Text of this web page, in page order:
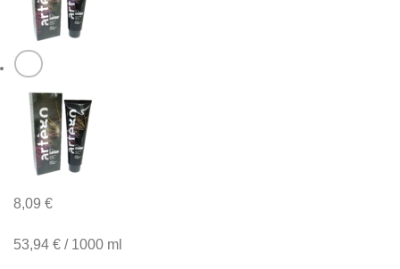
8,09 €
53,94 € / 1000 ml